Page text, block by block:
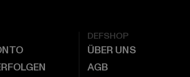
DEFSHOP
ÜBER UNS
AGB